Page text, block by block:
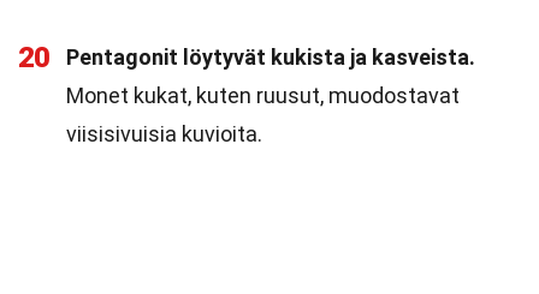
20
Pentagonit löytyvät kukista ja kasveista.
Monet kukat, kuten ruusut, muodostavat
viisisivuisia kuvioita.